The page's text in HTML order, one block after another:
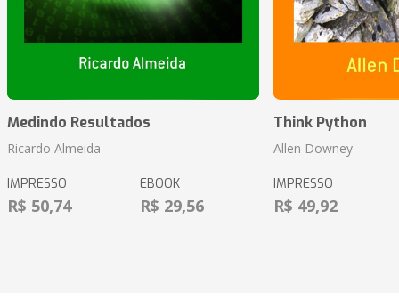
Medindo Resultados
Ricardo Almeida
IMPRESSO
R$ 50,74
EBOOK
R$ 29,56
Think Python
Allen Downey
IMPRESSO
R$ 49,92